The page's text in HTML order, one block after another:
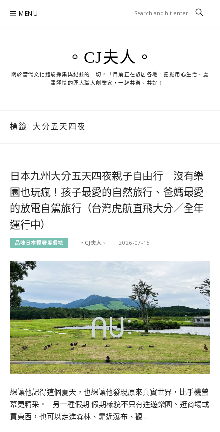
MENU
。CJ夫人。
關於當代文化體驗採集與紀錄的一切。「目前正在旅居各地，挖掘用心生活、處
事謹慎的匠人職人創業家，一起共榮、共好！」
標籤: 大分五天四夜
日本九州大分五天四夜親子自由行｜沒有樂
園也玩瘋！孩子最愛的自然旅行、爸媽最愛
的放電自駕旅行（台灣虎航直飛大分／全年
運行中）
品味日本輕奢度假地 。CJ夫人。 2026-07-15
想讓他記得這個夏天，也想讓他發現原來真實世界，比手機螢
幕更精采。 另一種假期 假期樣貌不只有進遊樂園、逛商場或
買東西，也可以走進森林、靠近瀑布、觀…